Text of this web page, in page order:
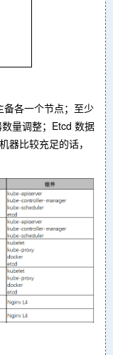
各一个节点；至少
量调整；Etcd 数据
器比较充足的话，